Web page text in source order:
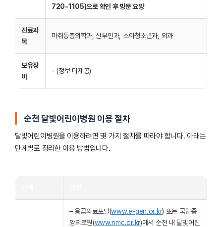
720-1105)으로 확인 후 방문 요망
진료과
목
마취통증의학과, 산부인과, 소아청소년과, 외과
보유장
비
– (정보 미제공)
순천 달빛어린이병원 이용 절차
달빛어린이병원을 이용하려면 몇 가지 절차를 따라야 합니다. 아래는
단계별로 정리한 이용 방법입니다.
– 응급의료포털(www.e-gen.or.kr) 또는 국립중
앙의료원(www.nmc.or.kr)에서 순천 내 달빛어린